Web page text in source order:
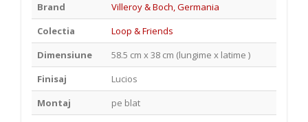
Brand
Villeroy & Boch, Germania
Colectia
Loop & Friends
Dimensiune
58.5 cm x 38 cm (lungime x latime )
Finisaj
Lucios
Montaj
pe blat